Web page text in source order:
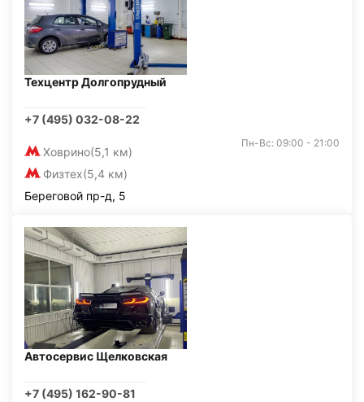
Техцентр Долгопрудный
+7 (495) 032-08-22
Ховрино(5,1 км)
Физтех(5,4 км)
Пн-Вс: 09:00 - 21:00
Береговой пр-д, 5
Автосервис Щелковская
+7 (495) 162-90-81